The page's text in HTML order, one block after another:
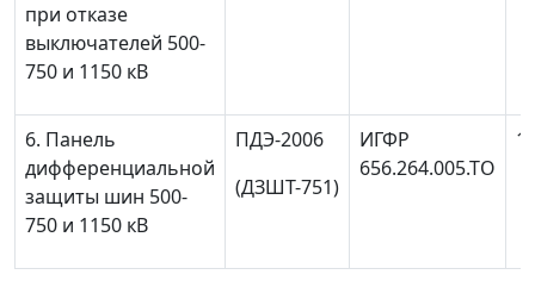
при отказе
выключателей 500-
750 и 1150 кВ
6. Панель
дифференциальной
защиты шин 500-
750 и 1150 кВ
ПДЭ-2006
(ДЗШТ-751)
ИГФР
656.264.005.ТО
1